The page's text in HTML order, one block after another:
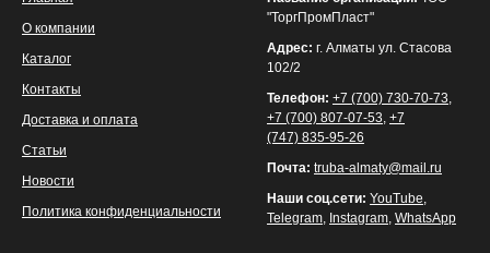
О компании
Каталог
Контакты
Доставка и оплата
Статьи
Новости
Политика конфиденциальности
"ТоргПромПласт"
Адрес: г. Алматы ул. Стасова
102/2
Телефон: +7 (700) 730-70-73,
+7 (700) 807-07-53, +7
(747) 835-95-26
Почта: truba-almaty@mail.ru
Наши соц.сети: YouTube,
Telegram, Instagram, WhatsApp